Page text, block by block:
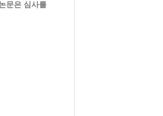
문은 심사를